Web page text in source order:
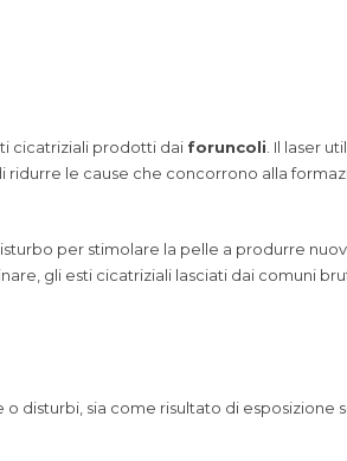
cicatriziali prodotti dai foruncoli . Il laser
ridurre le cause che concorrono alla
per stimolare la pelle a produrre
gli esti cicatriziali lasciati dai comuni
disturbi, sia come risultato di esposizione